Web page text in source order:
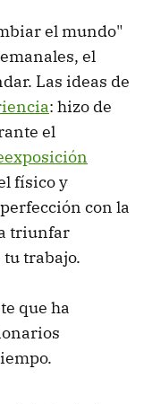
el mundo"
el
Las ideas de
: hizo de
el
físico y
con la
triunfar
trabajo.
que ha